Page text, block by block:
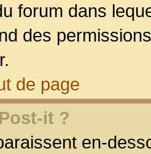
forum dans
des
de page
it ?
en-